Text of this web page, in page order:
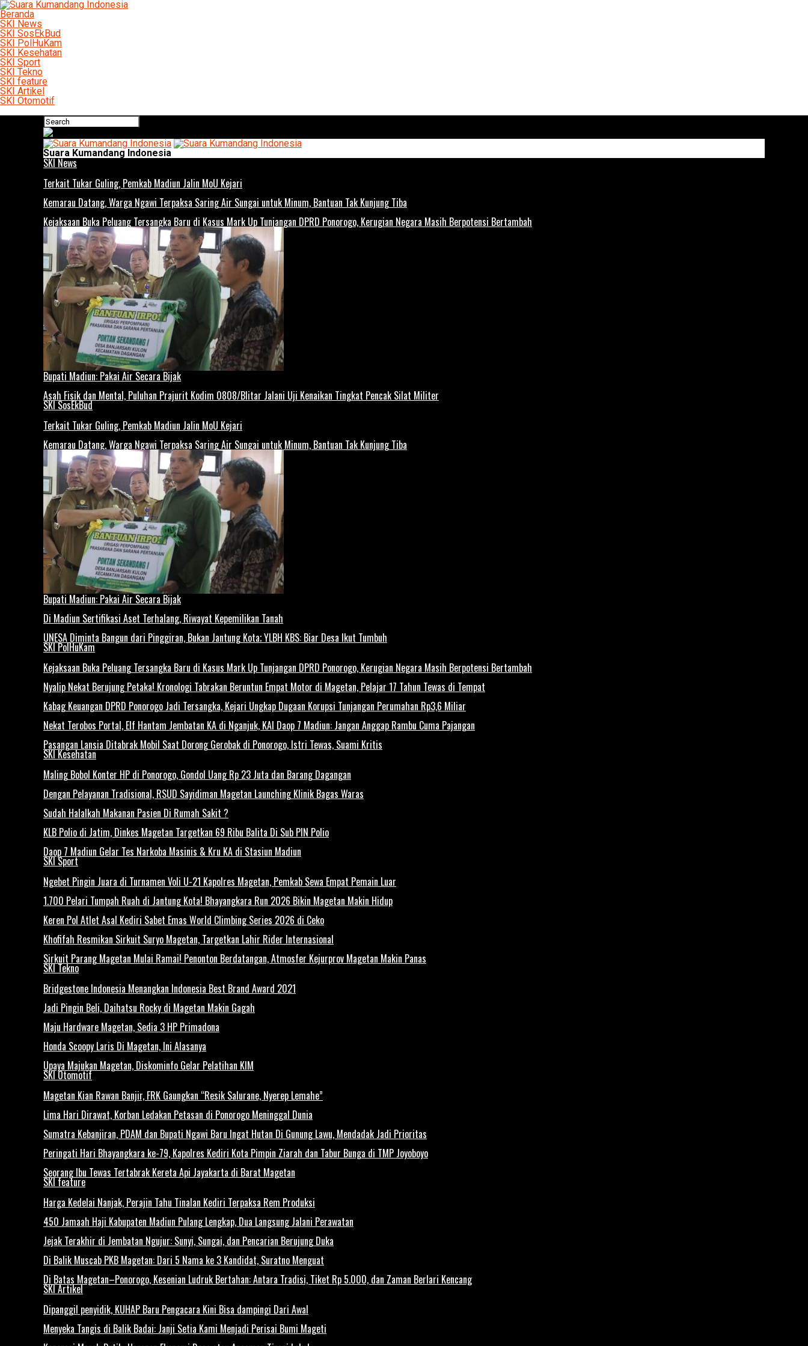
Beranda
SKI News
SKI SosEkBud
SKI PolHuKam
SKI Kesehatan
SKI Sport
SKI Tekno
SKI feature
SKI Artikel
SKI Otomotif
Suara Kumandang Indonesia
SKI News
Terkait Tukar Guling, Pemkab Madiun Jalin MoU Kejari
Kemarau Datang, Warga Ngawi Terpaksa Saring Air Sungai untuk Minum, Bantuan Tak Kunjung Tiba
Kejaksaan Buka Peluang Tersangka Baru di Kasus Mark Up Tunjangan DPRD Ponorogo, Kerugian Negara Masih Berpotensi Bertambah
Bupati Madiun: Pakai Air Secara Bijak
Asah Fisik dan Mental, Puluhan Prajurit Kodim 0808/Blitar Jalani Uji Kenaikan Tingkat Pencak Silat Militer
SKI SosEkBud
Terkait Tukar Guling, Pemkab Madiun Jalin MoU Kejari
Kemarau Datang, Warga Ngawi Terpaksa Saring Air Sungai untuk Minum, Bantuan Tak Kunjung Tiba
Bupati Madiun: Pakai Air Secara Bijak
Di Madiun Sertifikasi Aset Terhalang, Riwayat Kepemilikan Tanah
UNESA Diminta Bangun dari Pinggiran, Bukan Jantung Kota; YLBH KBS: Biar Desa Ikut Tumbuh
SKI PolHuKam
Kejaksaan Buka Peluang Tersangka Baru di Kasus Mark Up Tunjangan DPRD Ponorogo, Kerugian Negara Masih Berpotensi Bertambah
Nyalip Nekat Berujung Petaka! Kronologi Tabrakan Beruntun Empat Motor di Magetan, Pelajar 17 Tahun Tewas di Tempat
Kabag Keuangan DPRD Ponorogo Jadi Tersangka, Kejari Ungkap Dugaan Korupsi Tunjangan Perumahan Rp3,6 Miliar
Nekat Terobos Portal, Elf Hantam Jembatan KA di Nganjuk, KAI Daop 7 Madiun: Jangan Anggap Rambu Cuma Pajangan
Pasangan Lansia Ditabrak Mobil Saat Dorong Gerobak di Ponorogo, Istri Tewas, Suami Kritis
SKI Kesehatan
Maling Bobol Konter HP di Ponorogo, Gondol Uang Rp 23 Juta dan Barang Dagangan
Dengan Pelayanan Tradisional, RSUD Sayidiman Magetan Launching Klinik Bagas Waras
Sudah Halalkah Makanan Pasien Di Rumah Sakit ?
KLB Polio di Jatim, Dinkes Magetan Targetkan 69 Ribu Balita Di Sub PIN Polio
Daop 7 Madiun Gelar Tes Narkoba Masinis & Kru KA di Stasiun Madiun
SKI Sport
Ngebet Pingin Juara di Turnamen Voli U-21 Kapolres Magetan, Pemkab Sewa Empat Pemain Luar
1.700 Pelari Tumpah Ruah di Jantung Kota! Bhayangkara Run 2026 Bikin Magetan Makin Hidup
Keren Pol Atlet Asal Kediri Sabet Emas World Climbing Series 2026 di Ceko
Khofifah Resmikan Sirkuit Suryo Magetan, Targetkan Lahir Rider Internasional
Sirkuit Parang Magetan Mulai Ramai! Penonton Berdatangan, Atmosfer Kejurprov Magetan Makin Panas
SKI Tekno
Bridgestone Indonesia Menangkan Indonesia Best Brand Award 2021
Jadi Pingin Beli, Daihatsu Rocky di Magetan Makin Gagah
Maju Hardware Magetan, Sedia 3 HP Primadona
Honda Scoopy Laris Di Magetan, Ini Alasanya
Upaya Majukan Magetan, Diskominfo Gelar Pelatihan KIM
SKI Otomotif
Magetan Kian Rawan Banjir, FRK Gaungkan “Resik Salurane, Nyerep Lemahe”
Lima Hari Dirawat, Korban Ledakan Petasan di Ponorogo Meninggal Dunia
Sumatra Kebanjiran, PDAM dan Bupati Ngawi Baru Ingat Hutan Di Gunung Lawu, Mendadak Jadi Prioritas
Peringati Hari Bhayangkara ke-79, Kapolres Kediri Kota Pimpin Ziarah dan Tabur Bunga di TMP Joyoboyo
Seorang Ibu Tewas Tertabrak Kereta Api Jayakarta di Barat Magetan
SKI feature
Harga Kedelai Nanjak, Perajin Tahu Tinalan Kediri Terpaksa Rem Produksi
450 Jamaah Haji Kabupaten Madiun Pulang Lengkap, Dua Langsung Jalani Perawatan
Jejak Terakhir di Jembatan Ngujur: Sunyi, Sungai, dan Pencarian Berujung Duka
Di Balik Muscab PKB Magetan: Dari 5 Nama ke 3 Kandidat, Suratno Menguat
Di Batas Magetan–Ponorogo, Kesenian Ludruk Bertahan: Antara Tradisi, Tiket Rp 5.000, dan Zaman Berlari Kencang
SKI Artikel
Dipanggil penyidik, KUHAP Baru Pengacara Kini Bisa dampingi Dari Awal
Menyeka Tangis di Balik Badai: Janji Setia Kami Menjadi Perisai Bumi Mageti